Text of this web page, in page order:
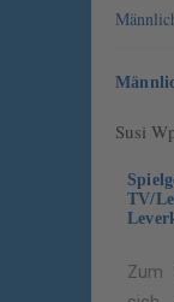
Susi
TV/
Zum